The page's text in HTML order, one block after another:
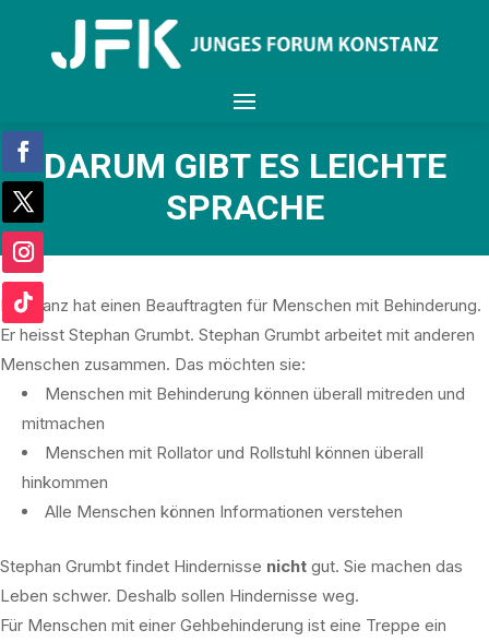
DARUM GIBT ES LEICHTE
SPRACHE
Konstanz hat einen Beauftragten für Menschen mit Behinderung.
Er heisst Stephan Grumbt. Stephan Grumbt arbeitet mit anderen
Menschen zusammen. Das möchten sie:
Menschen mit Behinderung können überall mitreden und
mitmachen
Menschen mit Rollator und Rollstuhl können überall
hinkommen
Alle Menschen können Informationen verstehen
Stephan Grumbt findet Hindernisse nicht gut. Sie machen das
Leben schwer. Deshalb sollen Hindernisse weg.
Für Menschen mit einer Gehbehinderung ist eine Treppe ein